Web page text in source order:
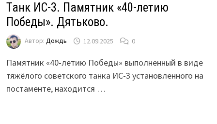
Танк ИС-3. Памятник «40-летию
Победы». Дятьково.
Автор: Дождь 12.09.2025 0
Памятник «40-летию Победы» выполненный в виде
тяжёлого советского танка ИС-3 установленного на
постаменте, находится …